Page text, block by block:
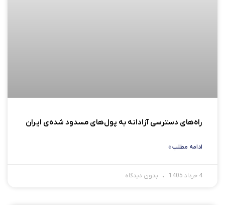
راه‌های دسترسی آزادانه به پول‌های مسدود شده‌ی ایران
ادامه مطلب »
4 خرداد 1405 بدون دیدگاه